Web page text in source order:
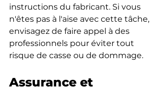
instructions du fabricant. Si vous
n'êtes pas à l'aise avec cette tâche,
envisagez de faire appel à des
professionnels pour éviter tout
risque de casse ou de dommage.
Assurance et